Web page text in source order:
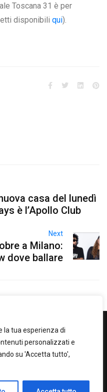
la tua esperienza di
personalizzati e
su 'Accetta tutto',
Toscana 31 è per
disponibili qui).
casa del lunedì
è l’Apollo Club
Next
a Milano:
dove ballare
ME!